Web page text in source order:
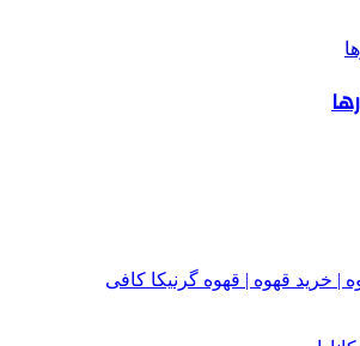
| خرید قهوه | قهوه گرنیکا کافی